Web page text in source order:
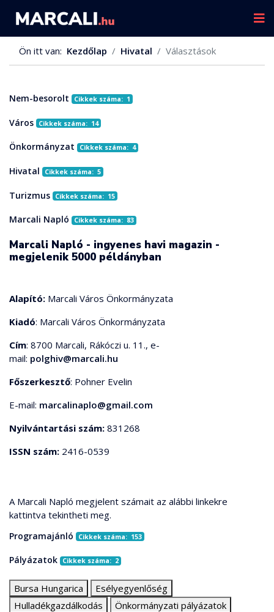
Ön itt van: Kezdőlap Hivatal Választások
Nem-besorolt Cikkek száma: 1
Város Cikkek száma: 14
Önkormányzat Cikkek száma: 4
Hivatal Cikkek száma: 5
Turizmus Cikkek száma: 15
Marcali Napló Cikkek száma: 83
Marcali Napló - ingyenes havi magazin -
megjelenik 5000 példányban
Alapító: Marcali Város Önkormányzata
Kiadó: Marcali Város Önkormányzata
Cím: 8700 Marcali, Rákóczi u. 11., e-
mail: polghiv@marcali.hu
Főszerkesztő: Pohner Evelin
E-mail: marcalinaplo@gmail.com
Nyilvántartási szám: 831268
ISSN szám: 2416-0539
A Marcali Napló megjelent számait az alábbi linkekre
kattintva tekintheti meg.
Programajánló Cikkek száma: 153
Pályázatok Cikkek száma: 2
Bursa Hungarica
Esélyegyenlőség
Hulladékgazdálkodás
Önkormányzati pályázatok